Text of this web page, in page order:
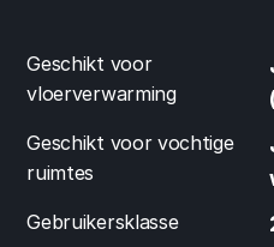
Geschikt voor
vloerverwarming
Geschikt voor vochtige
ruimtes
Gebruikersklasse